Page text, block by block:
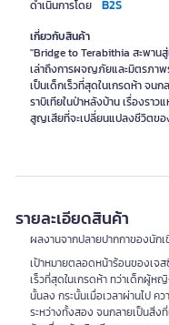
ดำเนินการโดย B2S
เกี่ยวกับสินค้า
"Bridge to Terabithia สะพาน
เล่าถึงการผจญภัยและมิตรภาพ
เป็นเด็กเร็วที่สุดในเกรดห้า จ
ราบิเทียในป่าหลังบ้าน เรื่องราว
สูญเสียที่จะเปลี่ยนแปลงชีวิตขอ
รายละเอียดสินค้า
ผลงานจากปลายปากกาของนัก
เป้าหมายตลอดหน้าร้อนของเจ
เร็วที่สุดในเกรดห้า ทว่าเด็กผู้ห
นั้นลง กระนั้นเมื่อเวลาผ่านไป ค
ระหว่างทั้งสอง จนกลายเป็นสิ่ง